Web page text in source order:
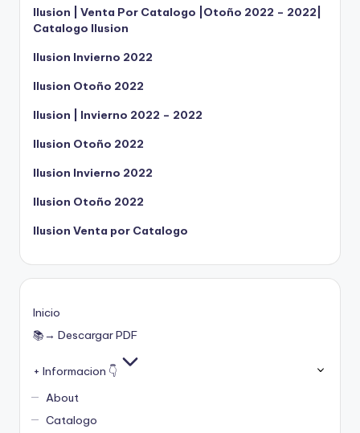
Ilusion | Venta Por Catalogo |Otoño 2022 – 2022|
Catalogo Ilusion
Ilusion Invierno 2022
Ilusion Otoño 2022
Ilusion | Invierno 2022 – 2022
Ilusion Otoño 2022
Ilusion Invierno 2022
Ilusion Otoño 2022
Ilusion Venta por Catalogo
Inicio
📚→ Descargar PDF
+ Informacion 👇
About
Catalogo